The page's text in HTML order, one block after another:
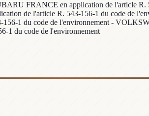
FRANCE en application de l'article
de l'article R. 543-156-1 du code de
1 du code de l'environnement -
1 du code de l'environnement